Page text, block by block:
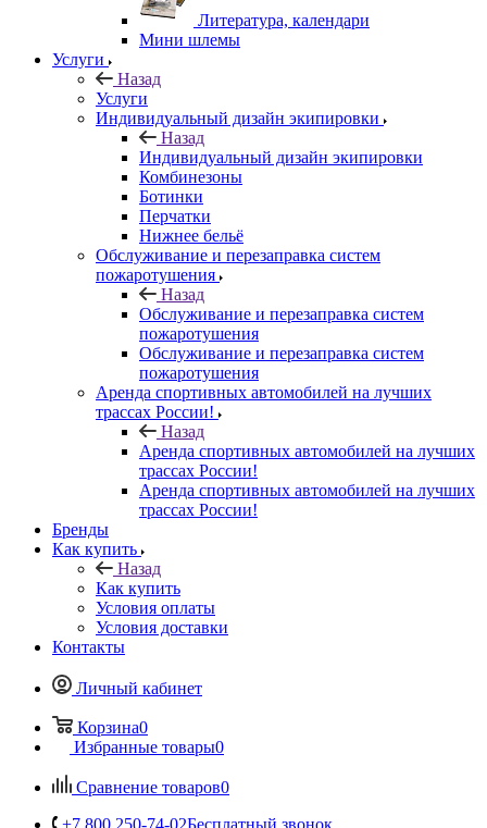
Литература, календари
Мини шлемы
Услуги
Назад
Услуги
Индивидуальный дизайн экипировки
Назад
Индивидуальный дизайн экипировки
Комбинезоны
Ботинки
Перчатки
Нижнее бельё
Обслуживание и перезаправка систем
пожаротушения
Назад
Обслуживание и перезаправка систем
пожаротушения
Обслуживание и перезаправка систем
пожаротушения
Аренда спортивных автомобилей на лучших
трассах России!
Назад
Аренда спортивных автомобилей на лучших
трассах России!
Аренда спортивных автомобилей на лучших
трассах России!
Бренды
Как купить
Назад
Как купить
Условия оплаты
Условия доставки
Контакты
Личный кабинет
Корзина0
Избранные товары0
Сравнение товаров0
+7 800 250-74-02Бесплатный звонок